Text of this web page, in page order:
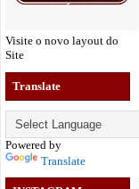
Visite o novo layout do
Site
Translate
Powered by
Translate